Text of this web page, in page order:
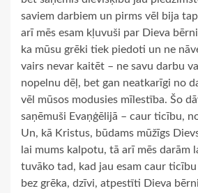
saviem darbiem un pirms vēl bija
arī mēs esam kļuvuši par Dieva
ka mūsu grēki tiek piedoti un ne
vairs nevar kaitēt – ne savu darbu
nopelnu dēļ, bet gan neatkarīgi no
vēl mūsos modusies mīlestība. Šo
saņēmuši Evaņģēlijā – caur ticību,
Un, kā Kristus, būdams mūžīgs
lai mums kalpotu, tā arī mēs darām
tuvāko tad, kad jau esam caur
bez grēka, dzīvi, atpestīti Dieva